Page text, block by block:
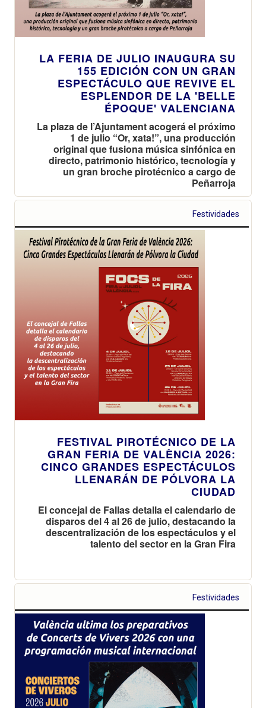
LA FERIA DE JULIO INAUGURA SU
155 EDICIÓN CON UN GRAN
ESPECTÁCULO QUE REVIVE EL
ESPLENDOR DE LA 'BELLE
ÉPOQUE' VALENCIANA
La plaza de l’Ajuntament acogerá el próximo
1 de julio “Or, xata!”, una producción
original que fusiona música sinfónica en
directo, patrimonio histórico, tecnología y
un gran broche pirotécnico a cargo de
Peñarroja
Festividades
FESTIVAL PIROTÉCNICO DE LA
GRAN FERIA DE VALÈNCIA 2026:
CINCO GRANDES ESPECTÁCULOS
LLENARÁN DE PÓLVORA LA
CIUDAD
El concejal de Fallas detalla el calendario de
disparos del 4 al 26 de julio, destacando la
descentralización de los espectáculos y el
talento del sector en la Gran Fira
Festividades